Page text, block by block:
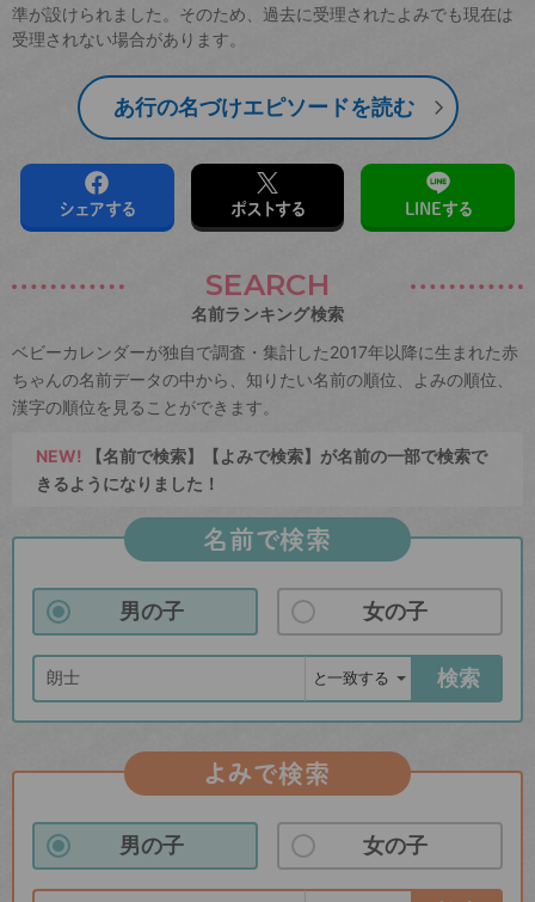
準が設けられました。そのため、過去に受理されたよみでも現在は
受理されない場合があります。
あ行の名づけエピソードを読む
シェアする ポストする LINEする
SEARCH
名前ランキング検索
ベビーカレンダーが独自で調査・集計した2017年以降に生まれた赤
ちゃんの名前データの中から、知りたい名前の順位、よみの順位、
漢字の順位を見ることができます。
NEW! 【名前で検索】【よみで検索】が名前の一部で検索で
きるようになりました！
名前で検索
男の子 女の子
検索
よみで検索
男の子 女の子